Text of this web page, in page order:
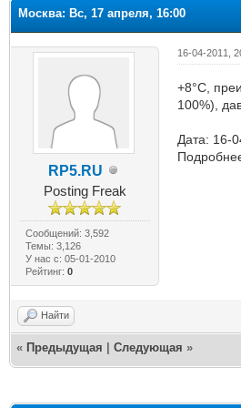
Москва: Вс, 17 апреля, 16:00
RP5.RU
Posting Freak
Сообщений: 3,592
Темы: 3,126
У нас с: 05-01-2010
Рейтинг: 0
16-04-2011,
+8°C,
100%),
Дата: 16-
Найти
« Предыдущая Следующая »